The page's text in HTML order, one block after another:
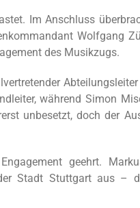
Im Anschluss
Wolfgang
des Musikzugs.
während Simon
unbesetzt, doch der
geehrt.
Stadt Stuttgart aus –